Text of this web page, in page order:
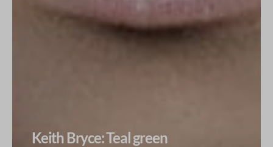
Keith Bryce: Teal green